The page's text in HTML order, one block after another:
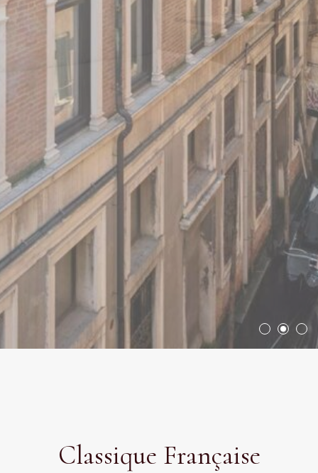
Classique Française